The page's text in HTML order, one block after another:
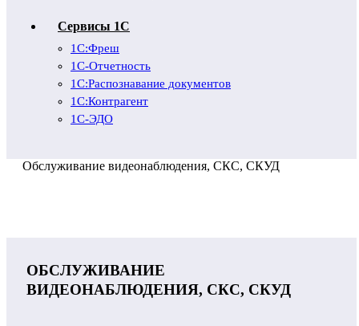
Сервисы 1С
1С:Фреш
1С-Отчетность
1С:Распознавание документов
1С:Контрагент
1С-ЭДО
Обслуживание видеонаблюдения, СКС, СКУД
ОБСЛУЖИВАНИЕ
ВИДЕОНАБЛЮДЕНИЯ, СКС, СКУД